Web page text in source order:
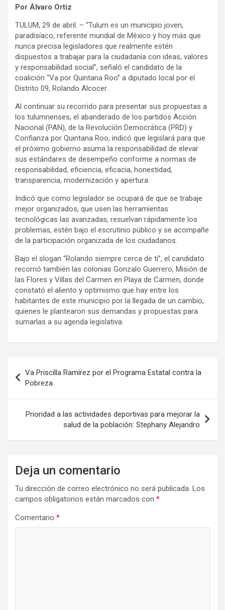
Por Álvaro Ortiz
TULUM, 29 de abril. – “Tulum es un municipio joven,
paradisíaco, referente mundial de México y hoy más que
nunca precisa legisladores que realmente estén
dispuestos a trabajar para la ciudadanía con ideas, valores
y responsabilidad social”, señaló el candidato de la
coalición “Va por Quintana Roo” a diputado local por el
Distrito 09, Rolando Alcocer.
Al continuar su recorrido para presentar sus propuestas a
los tulumnenses, el abanderado de los partidos Acción
Nacional (PAN), de la Revolución Democrática (PRD) y
Confianza por Quintana Roo, indicó que legislará para que
el próximo gobierno asuma la responsabilidad de elevar
sus estándares de desempeño conforme a normas de
responsabilidad, eficiencia, eficacia, honestidad,
transparencia, modernización y apertura.
Indicó que como legislador se ocupará de que se trabaje
mejor organizados, que usen las herramientas
tecnológicas las avanzadas, resuelvan rápidamente los
problemas, estén bajo el escrutinio público y se acompañe
de la participación organizada de los ciudadanos.
Bajo el slogan “Rolando siempre cerca de ti”, el candidato
recorrió también las colonias Gonzalo Guerrero, Misión de
las Flores y Villas del Carmen en Playa de Carmen, donde
constató el aliento y optimismo que hay entre los
habitantes de este municipio por la llegada de un cambio,
quienes le plantearon sus demandas y propuestas para
sumarlas a su agenda legislativa.
de
entradas
Va Priscilla Ramírez por el Programa Estatal contra la
Pobreza
Prioridad a las actividades deportivas para mejorar la
salud de la población: Stephany Alejandro
Deja un comentario
Tu dirección de correo electrónico no será publicada. Los
campos obligatorios están marcados con *
Comentario *